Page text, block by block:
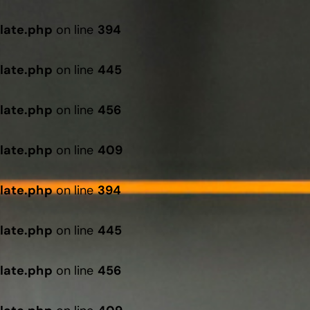
on line 394
on line 445
on line 456
on line 409
on line394
on line 445
on line 456